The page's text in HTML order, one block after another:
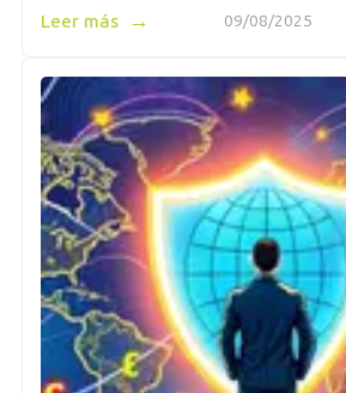
09/08/2025
Leer más →